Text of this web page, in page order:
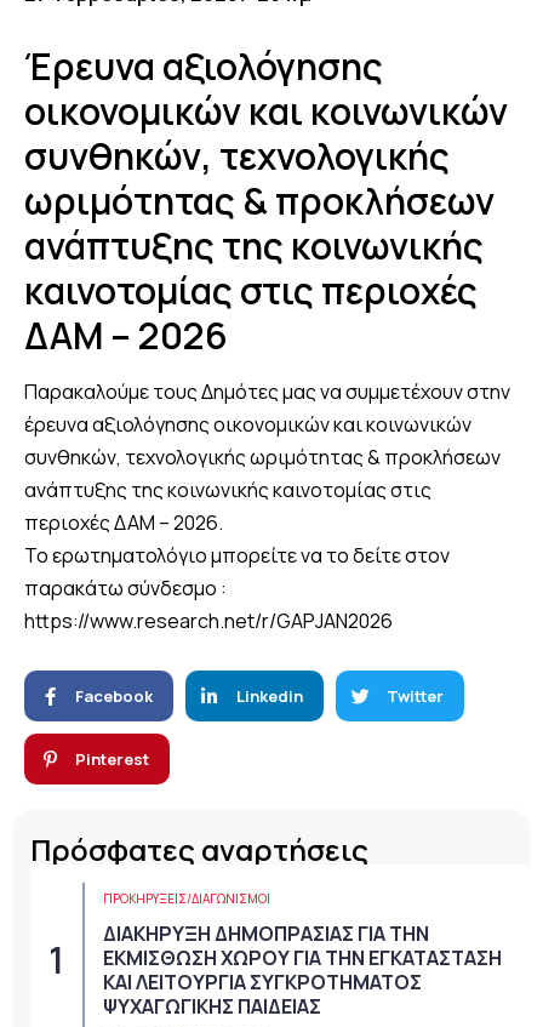
Έρευνα αξιολόγησης
οικονομικών και κοινωνικών
συνθηκών, τεχνολογικής
ωριμότητας & προκλήσεων
ανάπτυξης της κοινωνικής
καινοτομίας στις περιοχές
ΔΑΜ – 2026
Παρακαλούμε τους Δημότες μας να συμμετέχουν στην
έρευνα αξιολόγησης οικονομικών και κοινωνικών
συνθηκών, τεχνολογικής ωριμότητας & προκλήσεων
ανάπτυξης της κοινωνικής καινοτομίας στις
περιοχές ΔΑΜ – 2026.
Το ερωτηματολόγιο μπορείτε να το δείτε στον
παρακάτω σύνδεσμο :
https://www.research.net/r/GAPJAN2026
Facebook Linkedin Twitter
Pinterest
Πρόσφατες αναρτήσεις
ΠΡΟΚΗΡΎΞΕΙΣ/ΔΙΑΓΩΝΙΣΜΟΊ
ΔΙΑΚΗΡΥΞΗ ΔΗΜΟΠΡΑΣΙΑΣ ΓΙΑ ΤΗΝ
ΕΚΜΙΣΘΩΣΗ ΧΩΡΟΥ ΓΙΑ ΤΗΝ ΕΓΚΑΤΑΣΤΑΣΗ
ΚΑΙ ΛΕΙΤΟΥΡΓΙΑ ΣΥΓΚΡΟΤΗΜΑΤΟΣ
ΨΥΧΑΓΩΓΙΚΗΣ ΠΑΙΔΕΙΑΣ